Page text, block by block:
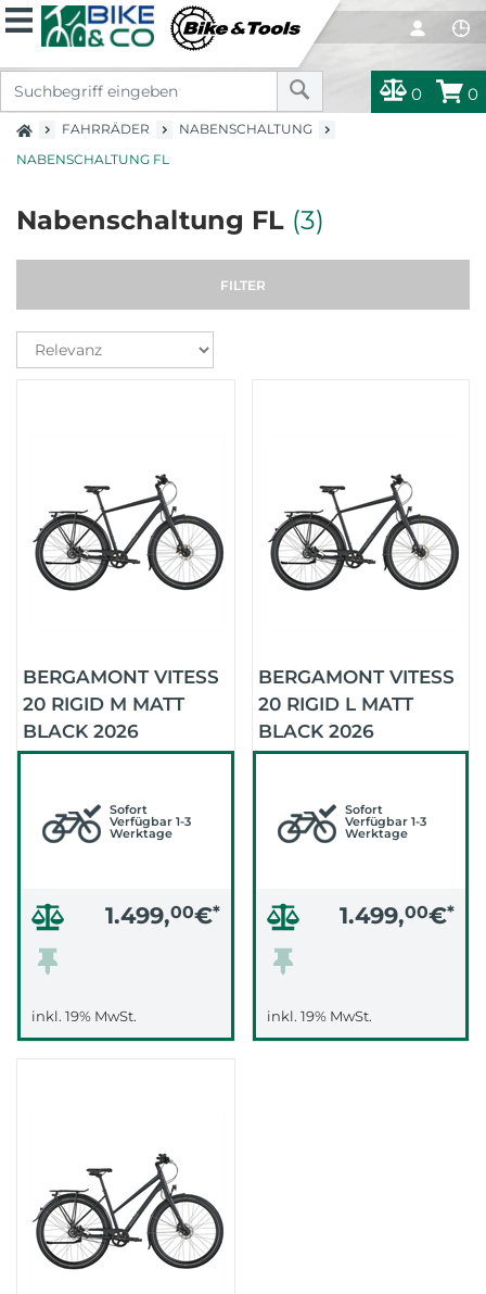
0 0
FAHRRÄDER
NABENSCHALTUNG
NABENSCHALTUNG FL
Nabenschaltung FL (3)
FILTER
BERGAMONT VITESS
20 RIGID M MATT
BLACK 2026
Sofort
Verfügbar 1-3
Werktage
1.499,00€*
inkl. 19% MwSt.
BERGAMONT VITESS
20 RIGID L MATT
BLACK 2026
Sofort
Verfügbar 1-3
Werktage
1.499,00€*
inkl. 19% MwSt.